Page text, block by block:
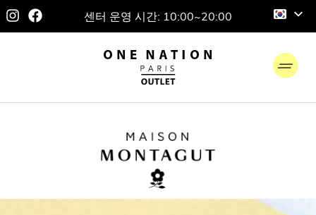
센터 운영 시간: 10:00~20:00